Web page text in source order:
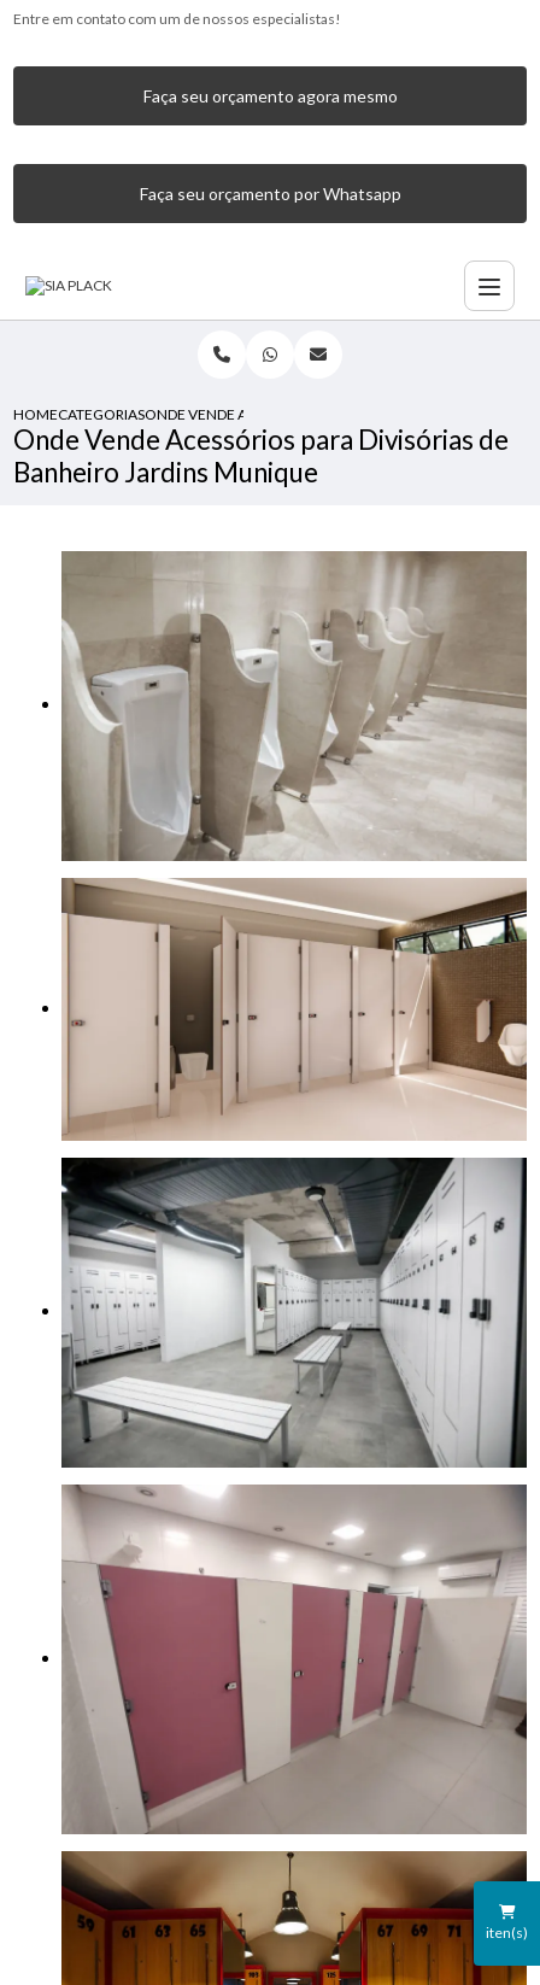
Entre em contato com um de nossos especialistas!
Faça seu orçamento agora mesmo
Faça seu orçamento por Whatsapp
iten(s)
HOMECATEGORIASONDE VENDE ACESSÓRIOS PARA DIVISÓRIAS DE
Onde Vende Acessórios para Divisórias de
Banheiro Jardins Munique